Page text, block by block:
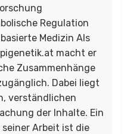
Regulation
Medizin Als
macht er
Zusammenhänge
Dabei liegt
verständlichen
der Inhalte. Ein
Arbeit ist die